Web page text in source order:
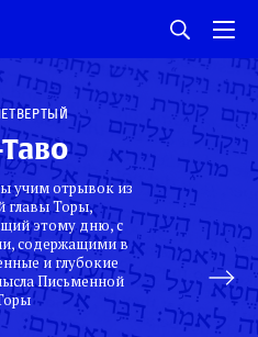
учим отрывок из
главы Торы,
этому дню, с
содержащими в
и глубокие
Письменной